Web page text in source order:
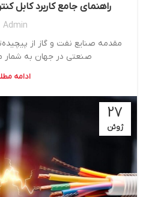
راهنمای جامع کاربرد کابل
Admin
مقدمه صنایع نفت و گاز از
صنعتی در جهان به شمار
ادامه
27
ژوئن